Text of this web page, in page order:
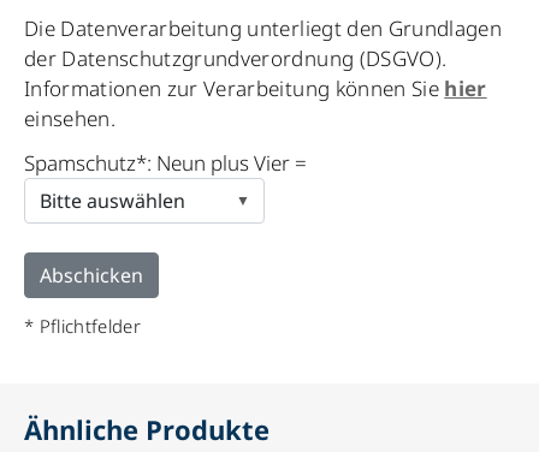
Please
leave
this
field
empty.
Die Datenverarbeitung unterliegt den Grundlagen
der Datenschutzgrundverordnung (DSGVO).
Informationen zur Verarbeitung können Sie hier
einsehen.
Spamschutz*: Neun plus Vier =
* Pflichtfelder
Ähnliche Produkte